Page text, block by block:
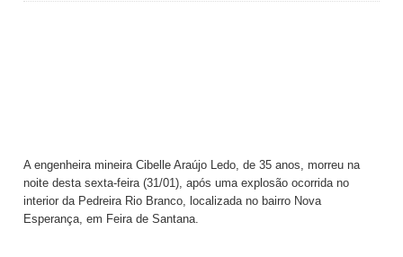
A engenheira mineira Cibelle Araújo Ledo, de 35 anos, morreu na
noite desta sexta-feira (31/01), após uma explosão ocorrida no
interior da Pedreira Rio Branco, localizada no bairro Nova
Esperança, em Feira de Santana.